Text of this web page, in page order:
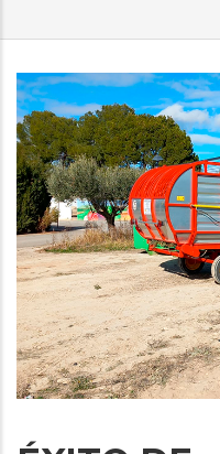
LA
NAVEGACIÓN